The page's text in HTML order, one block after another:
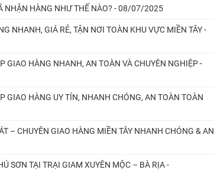
NHẬN HÀNG NHƯ THẾ NÀO? - 08/07/2025
NHANH, GIÁ RẺ, TẬN NƠI TOÀN KHU VỰC MIỀN TÂY -
GIAO HÀNG NHANH, AN TOÀN VÀ CHUYÊN NGHIỆP -
GIAO HÀNG UY TÍN, NHANH CHÓNG, AN TOÀN TOÀN
– CHUYÊN GIAO HÀNG MIỀN TÂY NHANH CHÓNG & AN
SƠN TẠI TRẠI GIAM XUYÊN MỘC – BÀ RỊA -